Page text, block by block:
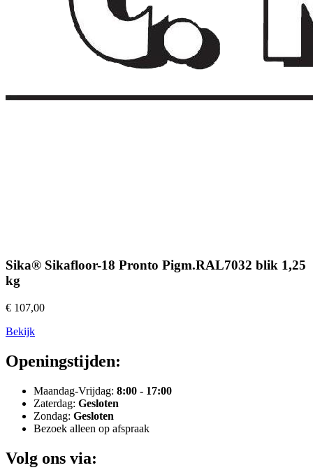
Sika® Sikafloor-18 Pronto Pigm.RAL7032 blik 1,25
kg
€ 107,00
Bekijk
Openingstijden:
Maandag-Vrijdag: 8:00 - 17:00
Zaterdag: Gesloten
Zondag: Gesloten
Bezoek alleen op afspraak
Volg ons via: